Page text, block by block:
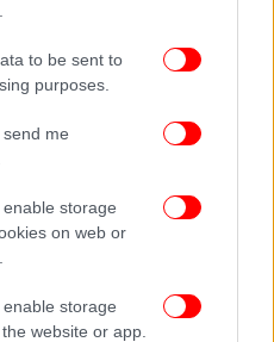
to be sent to
purposes.
me
storage
on web or
storage
website or app.